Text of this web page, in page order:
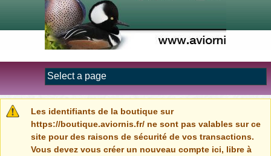
Message d'avertissement
Les identifiants de la boutique sur
https://boutique.aviornis.fr/ ne sont pas valables sur ce
site pour des raisons de sécurité de vos transactions.
Vous devez vous créer un nouveau compte ici, libre à